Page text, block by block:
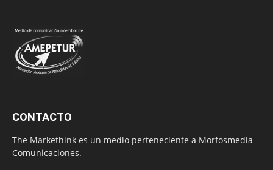
CONTACTO
The Markethink es un medio perteneciente a Morfosmedia
Comunicaciones.